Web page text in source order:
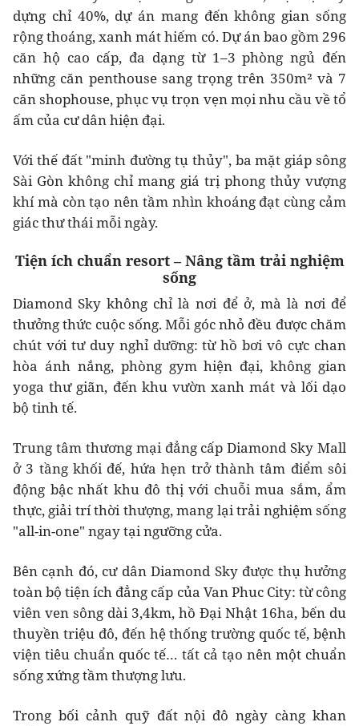
dựng chỉ 40%, dự án mang đến không gian sống
rộng thoáng, xanh mát hiếm có. Dự án bao gồm 296
căn hộ cao cấp, đa dạng từ 1–3 phòng ngủ đến
những căn penthouse sang trọng trên 350m² và 7
căn shophouse, phục vụ trọn vẹn mọi nhu cầu về tổ
ấm của cư dân hiện đại.
Với thế đất "minh đường tụ thủy", ba mặt giáp sông
Sài Gòn không chỉ mang giá trị phong thủy vượng
khí mà còn tạo nên tầm nhìn khoáng đạt cùng cảm
giác thư thái mỗi ngày.
Tiện ích chuẩn resort – Nâng tầm trải nghiệm
sống
Diamond Sky không chỉ là nơi để ở, mà là nơi để
thưởng thức cuộc sống. Mỗi góc nhỏ đều được chăm
chút với tư duy nghỉ dưỡng: từ hồ bơi vô cực chan
hòa ánh nắng, phòng gym hiện đại, không gian
yoga thư giãn, đến khu vườn xanh mát và lối dạo
bộ tinh tế.
Trung tâm thương mại đẳng cấp Diamond Sky Mall
ở 3 tầng khối đế, hứa hẹn trở thành tâm điểm sôi
động bậc nhất khu đô thị với chuỗi mua sắm, ẩm
thực, giải trí thời thượng, mang lại trải nghiệm sống
"all-in-one" ngay tại ngưỡng cửa.
Bên cạnh đó, cư dân Diamond Sky được thụ hưởng
toàn bộ tiện ích đẳng cấp của Van Phuc City: từ công
viên ven sông dài 3,4km, hồ Đại Nhật 16ha, bến du
thuyền triệu đô, đến hệ thống trường quốc tế, bệnh
viện tiêu chuẩn quốc tế… tất cả tạo nên một chuẩn
sống xứng tầm thượng lưu.
Trong bối cảnh quỹ đất nội đô ngày càng khan